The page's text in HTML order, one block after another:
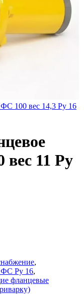
100 вес 14,3 Ру 16
11 Ру
,
Ру 16,
фланцевые